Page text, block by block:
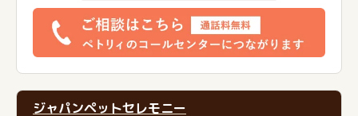
ジャパンペットセレモニー